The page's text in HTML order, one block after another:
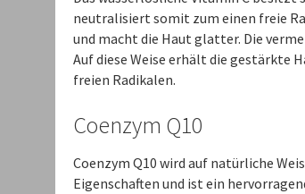
neutralisiert somit zum einen freie
und macht die Haut glatter. Die
Auf diese Weise erhält die gestärkte
freien Radikalen.
Coenzym Q10
Coenzym Q10 wird auf natürliche
Eigenschaften und ist ein